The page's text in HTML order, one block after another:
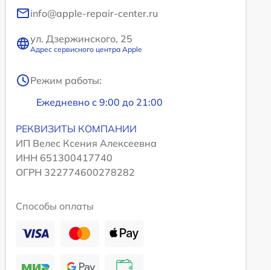
info@apple-repair-center.ru
ул. Дзержинского, 25
Адрес сервисного центра Apple
Режим работы:
Ежедневно с 9:00 до 21:00
РЕКВИЗИТЫ КОМПАНИИ
ИП Велес Ксения Алексеевна
ИНН 651300417740
ОГРН 322774600278282
Способы оплаты